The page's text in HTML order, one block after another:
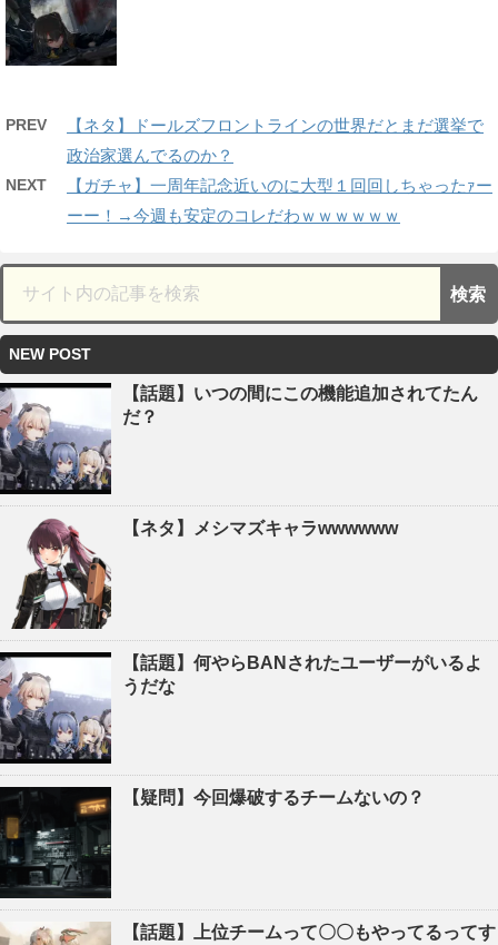
PREV
【ネタ】ドールズフロントラインの世界だとまだ選挙で
政治家選んでるのか？
NEXT
【ガチャ】一周年記念近いのに大型１回回しちゃったｧー
ーー！→今週も安定のコレだわｗｗｗｗｗｗ
NEW POST
【話題】いつの間にこの機能追加されてたん
だ？
【ネタ】メシマズキャラwwwwww
【話題】何やらBANされたユーザーがいるよ
うだな
【疑問】今回爆破するチームないの？
【話題】上位チームって〇〇もやってるってす